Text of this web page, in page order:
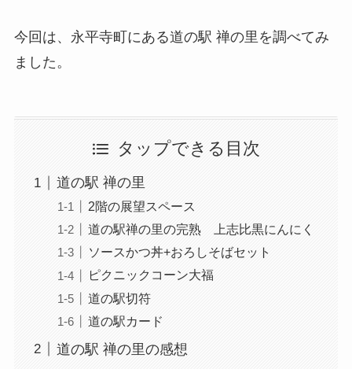
今回は、永平寺町にある道の駅 禅の里を調べてみ
ました。
タップできる目次
道の駅 禅の里
2階の展望スペース
道の駅禅の里の完熟 上志比黒にんにく
ソースかつ丼+おろしそばセット
ピクニックコーン大福
道の駅切符
道の駅カード
道の駅 禅の里の感想